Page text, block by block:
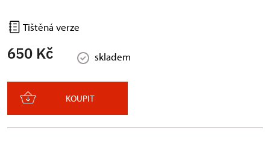
Tištěná verze
650 Kč skladem
KOUPIT